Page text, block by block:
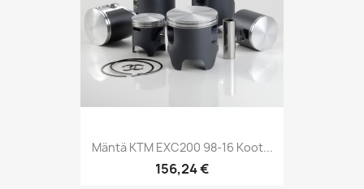
Mäntä KTM EXC200 98-16 Koot...
156,24 €